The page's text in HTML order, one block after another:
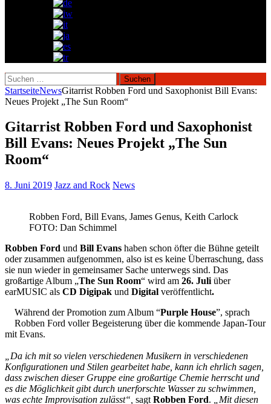
Suchen
nach:
StartseiteNewsGitarrist Robben Ford und Saxophonist Bill Evans:
Neues Projekt „The Sun Room“
Gitarrist Robben Ford und Saxophonist
Bill Evans: Neues Projekt „The Sun
Room“
8. Juni 2019 Jazz and Rock News
Robben Ford, Bill Evans, James Genus, Keith Carlock
FOTO: Dan Schimmel
Robben Ford und Bill Evans haben schon öfter die Bühne geteilt
oder zusammen aufgenommen, also ist es keine Überraschung, dass
sie nun wieder in gemeinsamer Sache unterwegs sind. Das
großartige Album „The Sun Room“ wird am 26. Juli über
earMUSIC als CD Digipak und Digital veröffentlicht.
Während der Promotion zum Album “Purple House”, sprach
Robben Ford voller Begeisterung über die kommende Japan-Tour
mit Evans.
„Da ich mit so vielen verschiedenen Musikern in verschiedenen
Konfigurationen und Stilen gearbeitet habe, kann ich ehrlich sagen,
dass zwischen dieser Gruppe eine großartige Chemie herrscht und
es die Möglichkeit gibt durch unerforschte Wasser zu schwimmen,
was echte Improvisation zulässt“, sagt Robben Ford. „Mit diesen